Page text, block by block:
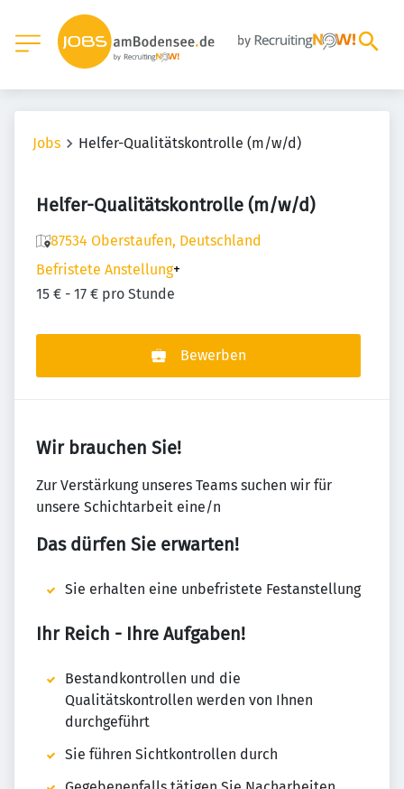
Jobs Helfer-Qualitätskontrolle (m/w/d)
Helfer-Qualitätskontrolle (m/w/d)
87534 Oberstaufen, Deutschland
Befristete Anstellung+
15 € - 17 € pro Stunde
Bewerben
Wir brauchen Sie!
Zur Verstärkung unseres Teams suchen wir für
unsere Schichtarbeit eine/n
Das dürfen Sie erwarten!
Sie erhalten eine unbefristete Festanstellung
Ihr Reich - Ihre Aufgaben!
Bestandkontrollen und die
Qualitätskontrollen werden von Ihnen
durchgeführt
Sie führen Sichtkontrollen durch